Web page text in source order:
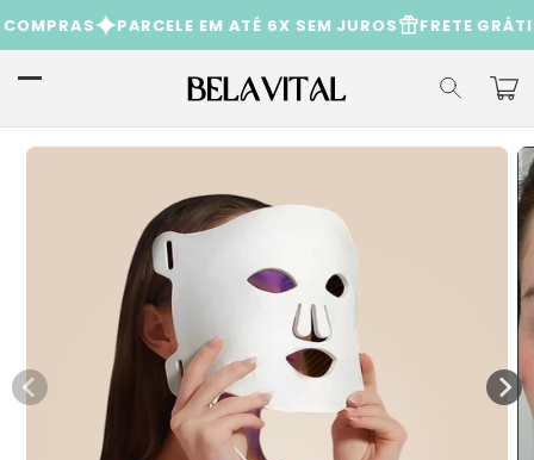
para o
conteúdo
PARCELE EM ATÉ 6X SEM JUROS FRETE GRÁTIS
Saltar para